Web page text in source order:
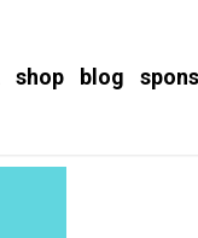
shop blog